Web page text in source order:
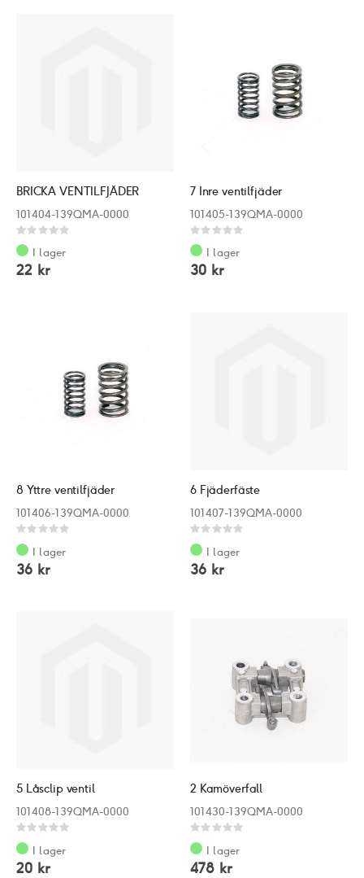
BRICKA VENTILFJÄDER
101404-139QMA-0000
Rating:
0%
I lager
22 kr
7 Inre ventilfjäder
101405-139QMA-0000
Rating:
0%
I lager
30 kr
8 Yttre ventilfjäder
101406-139QMA-0000
Rating:
0%
I lager
36 kr
6 Fjäderfäste
101407-139QMA-0000
Rating:
0%
I lager
36 kr
5 Låsclip ventil
101408-139QMA-0000
Rating:
0%
I lager
20 kr
2 Kamöverfall
101430-139QMA-0000
Rating:
0%
I lager
478 kr